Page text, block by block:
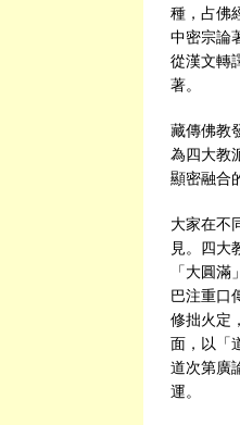
種，占佛
中密宗論
從漢文轉
著。
藏傳佛教
為四大教
顯密融合
大家在不
見。四大
「大圓
巴注重口
修拙火定
面，以「
道次第廣
運。